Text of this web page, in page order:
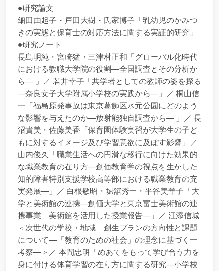
●研究論文
細田由起子・戸田大樹・氏家博子「乳幼児のかみつ
きの実態と保育士の対応方法に関する実証的研究」
●研究ノート
長島明純・宮崎猛・三津村正和「グローバル化時代
における教職大学院の役割―全国調査とその分析か
ら― 」／ 若井幸子「共学者としての教師の姿を探る
―奈良女子大学附属小学校の実践から―」／ 桐山信
一「福島原発事故は東京葛飾区水元公園にどのよう
な影響を与えたのか―放射能独自調査から― 」／ 長
沼貴美・佐藤美香「保育園体験実習が大学生の子ど
もに対するイメージ及び学習意欲に及ぼす影響」／
山内俊久「職業生活への円滑な移行に向けた効果的
な職業教育の在り方―創価教育学の視点を生かした
知的障害特別支援学校高等部における職業教育の充
実発展―」／ 白根敏昭・堀舘秀一・平谷美華子「大
学と美術館の連携―創価大学と東京富士美術館の連
携事業 美術館を活用した授業報告―」／ 江添信城
＜次世代の学校・地域 創生プランの方向性と課題
について―「教育のための社会」の理念に基づく一
考察―＞／ 本間忠明「めあてをもって学び合う力を
身に付ける体育学習の在り方に関する研究―小学校